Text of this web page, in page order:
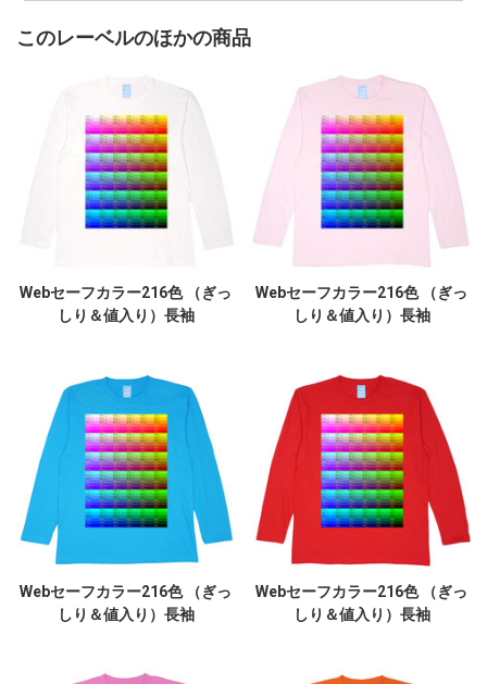
このレーベルのほかの商品
Webセーフカラー216色 （ぎっ
しり＆値入り）長袖
Webセーフカラー216色 （ぎっ
しり＆値入り）長袖
Webセーフカラー216色 （ぎっ
しり＆値入り）長袖
Webセーフカラー216色 （ぎっ
しり＆値入り）長袖